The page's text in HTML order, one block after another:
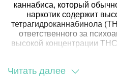
каннабиса, который
наркотик содержит
тетрагидроканнабинола
ответственного за
высокой концентрации
Читать далее